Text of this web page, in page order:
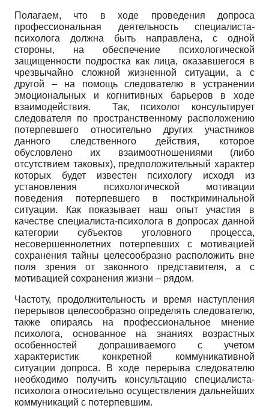
Полагаем, что в ходе проведения допроса
профессиональная деятельность специалиста-
психолога должна быть направлена, с одной
стороны, на обеспечение психологической
защищенности подростка как лица, оказавшегося в
чрезвычайно сложной жизненной ситуации, а с
другой – на помощь следователю в устранении
эмоциональных и когнитивных барьеров в ходе
взаимодействия. Так, психолог консультирует
следователя по пространственному расположению
потерпевшего относительно других участников
данного следственного действия, которое
обусловлено их взаимоотношениями (либо
отсутствием таковых), предположительный характер
которых будет известен психологу исходя из
установления психологической мотивации
поведения потерпевшего в посткриминальной
ситуации. Как показывает наш опыт участия в
качестве специалиста-психолога в допросах данной
категории субъектов уголовного процесса,
несовершеннолетних потерпевших с мотивацией
сохранения тайны целесообразно расположить вне
поля зрения от законного представителя, а с
мотивацией сохранения жизни – рядом.
Частоту, продолжительность и время наступления
перерывов целесообразно определять следователю,
также опираясь на профессиональное мнение
психолога, основанное на знаниях возрастных
особенностей допрашиваемого с учетом
характеристик конкретной коммуникативной
ситуации допроса. В ходе перерыва следователю
необходимо получить консультацию специалиста-
психолога относительно осуществления дальнейших
коммуникаций с потерпевшим.